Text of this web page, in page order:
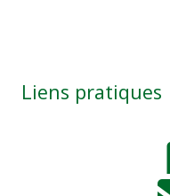
Liens pratiques